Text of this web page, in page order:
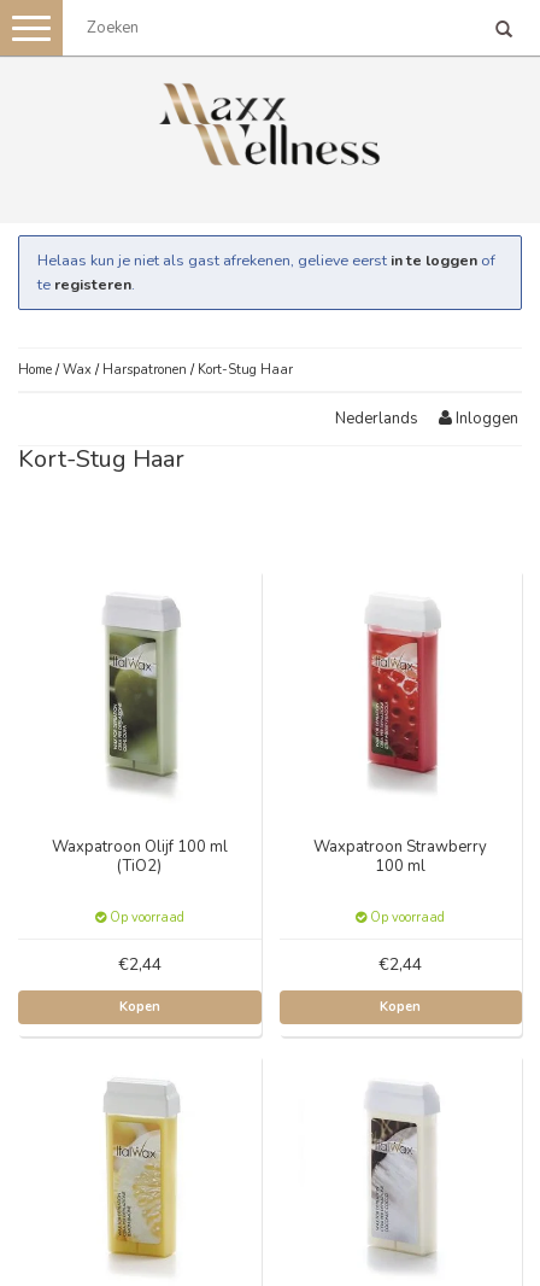
Toggle
navigation
Helaas kun je niet als gast afrekenen, gelieve eerst in te loggen of
te registeren.
Home /Wax / Harspatronen / Kort-Stug Haar
Nederlands Inloggen
Kort-Stug Haar
Waxpatroon Olijf 100 ml
(TiO2)
Op voorraad
€2,44
Kopen
Waxpatroon Strawberry
100 ml
Op voorraad
€2,44
Kopen